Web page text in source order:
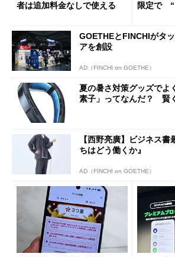
者は追加料金なしで使える
限定で “
GOETHEとFINCHIがタ
アを創設
AD（FINCHI on GOETHE）
夏の暑さ対策グッズでよ
素子」ってなんだ？ 賢
【西野亮廣】ビジネス
ちはどう働くか』
AD（FINCHI on GOETHE）